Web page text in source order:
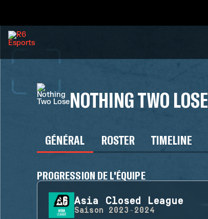
NOTHING TWO LOSE
GÉNÉRAL ROSTER TIMELINE
PROGRESSION DE L'ÉQUIPE
Asia Closed League
Saison 2023-2024